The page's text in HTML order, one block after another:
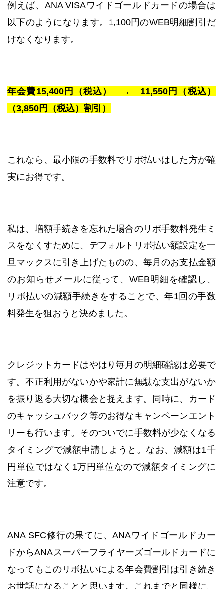
例えば、ANA VISAワイドゴールドカードの場合は
以下のようになります。1,100円のWEB明細割引だ
けなくなります。
年会費15,400円（税込） → 11,550円（税込）
（3,850円（税込）割引）
これなら、最小限の手数料でリボ払いはした方が確
実にお得です。
私は、増額手続きを忘れた場合のリボ手数料発生ミ
スをなくすために、デフォルトリボ払い額設定を一
旦マックスに引き上げたものの、毎月のお支払金額
のお知らせメールに従って、WEB明細を確認し、
リボ払いの減額手続きをすることで、年1回の手数
料発生を狙おうと決めました。
クレジットカードはやはり毎月の明細確認は必要で
す。不正利用がないかや家計に無駄な支出がないか
を振り返る大切な機会と捉えます。同時に、カード
のキャッシュバック等のお得なキャンペーンエント
リーも行います。そのついでに手数料が少なくなる
タイミングで減額申請しようと。なお、減額は1千
円単位ではなく1万円単位なので減額タイミングに
注意です。
ANA SFC修行の果てに、ANAワイドゴールドカー
ドからANAスーパーフライヤーズゴールドカードに
なってもこのリボ払いによる年会費割引は引き続き
お世話になることと思います。これまでと同様に、